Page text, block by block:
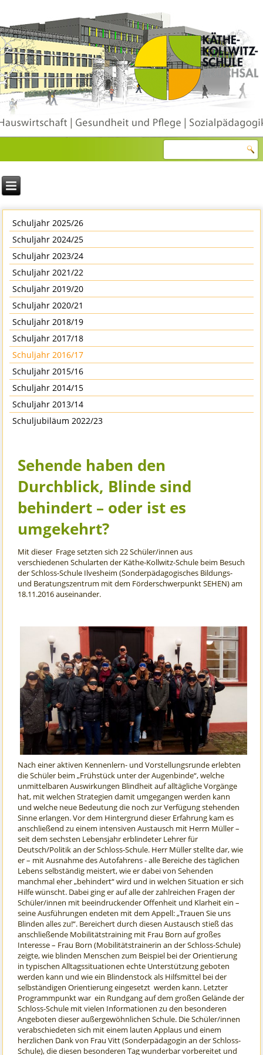
Schuljahr 2025/26
Schuljahr 2024/25
Schuljahr 2023/24
Schuljahr 2021/22
Schuljahr 2019/20
Schuljahr 2020/21
Schuljahr 2018/19
Schuljahr 2017/18
Schuljahr 2016/17
Schuljahr 2015/16
Schuljahr 2014/15
Schuljahr 2013/14
Schuljubiläum 2022/23
Sehende haben den
Durchblick, Blinde sind
behindert – oder ist es
umgekehrt?
Mit dieser Frage setzten sich 22 Schüler/innen aus
verschiedenen Schularten der Käthe-Kollwitz-Schule beim Besuch
der Schloss-Schule Ilvesheim (Sonderpädagogisches Bildungs-
und Beratungszentrum mit dem Förderschwerpunkt SEHEN) am
18.11.2016 auseinander.
Nach einer aktiven Kennenlern- und Vorstellungsrunde erlebten
die Schüler beim „Frühstück unter der Augenbinde“, welche
unmittelbaren Auswirkungen Blindheit auf alltägliche Vorgänge
hat, mit welchen Strategien damit umgegangen werden kann
und welche neue Bedeutung die noch zur Verfügung stehenden
Sinne erlangen. Vor dem Hintergrund dieser Erfahrung kam es
anschließend zu einem intensiven Austausch mit Herrn Müller –
seit dem sechsten Lebensjahr erblindeter Lehrer für
Deutsch/Politik an der Schloss-Schule. Herr Müller stellte dar, wie
er – mit Ausnahme des Autofahrens - alle Bereiche des täglichen
Lebens selbständig meistert, wie er dabei von Sehenden
manchmal eher „behindert“ wird und in welchen Situation er sich
Hilfe wünscht. Dabei ging er auf alle der zahlreichen Fragen der
Schüler/innen mit beeindruckender Offenheit und Klarheit ein –
seine Ausführungen endeten mit dem Appell: „Trauen Sie uns
Blinden alles zu!“. Bereichert durch diesen Austausch stieß das
anschließende Mobilitätstraining mit Frau Born auf großes
Interesse – Frau Born (Mobilitätstrainerin an der Schloss-Schule)
zeigte, wie blinden Menschen zum Beispiel bei der Orientierung
in typischen Alltagssituationen echte Unterstützung geboten
werden kann und wie ein Blindenstock als Hilfsmittel bei der
selbständigen Orientierung eingesetzt werden kann. Letzter
Programmpunkt war ein Rundgang auf dem großen Gelände der
Schloss-Schule mit vielen Informationen zu den besonderen
Angeboten dieser außergewöhnlichen Schule. Die Schüler/innen
verabschiedeten sich mit einem lauten Applaus und einem
herzlichen Dank von Frau Vitt (Sonderpädagogin an der Schloss-
Schule), die diesen besonderen Tag wunderbar vorbereitet und